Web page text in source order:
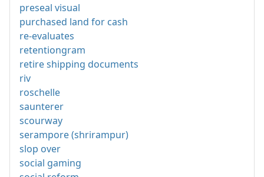
preseal visual
purchased land for cash
re-evaluates
retentiongram
retire shipping documents
riv
roschelle
saunterer
scourway
serampore (shrirampur)
slop over
social gaming